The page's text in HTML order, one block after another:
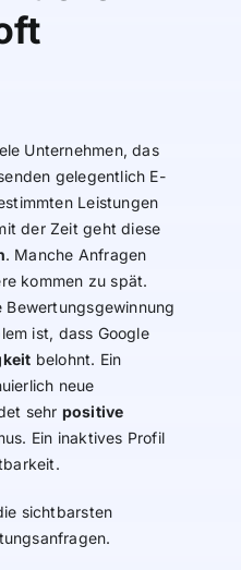
Unternehmen, das
gelegentlich E-
Leistungen
der Zeit geht diese
. Manche Anfragen
kommen zu spät.
Bewertungsgewinnung
ist, dass Google
belohnt. Ein
neue
sehr positive
Ein inaktives Profil
sichtbarsten